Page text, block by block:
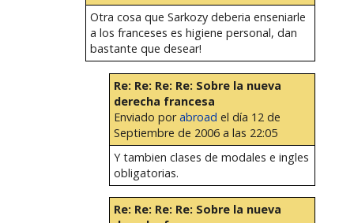
Otra cosa que Sarkozy deberia enseniarle
a los franceses es higiene personal, dan
bastante que desear!
Re: Re: Re: Re: Sobre la nueva
derecha francesa
Enviado porabroad el día 12 de
Septiembre de 2006 a las 22:05
Y tambien clases de modales e ingles
obligatorias.
Re: Re: Re: Re: Sobre la nueva